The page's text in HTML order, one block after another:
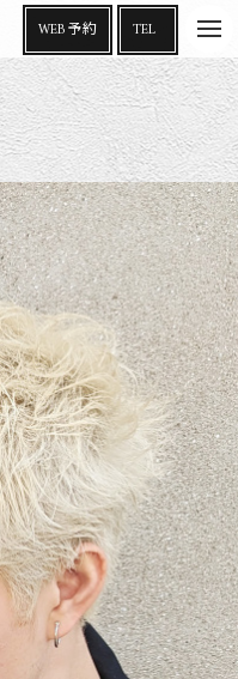
t
o
g
e
n
a
i
g
a
t
i
o
n
WEB 予約 TEL